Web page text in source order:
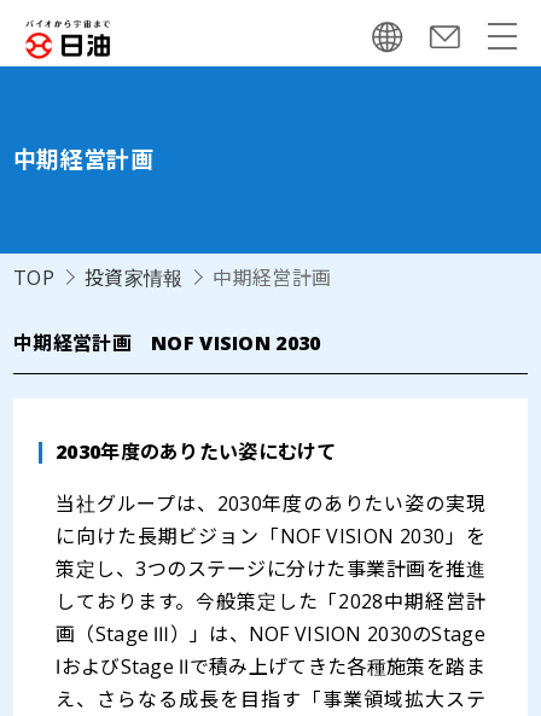
中期経営計画
TOP 投資家情報 中期経営計画
中期経営計画 NOF VISION 2030
2030年度のありたい姿にむけて
当社グループは、2030年度のありたい姿の実現
に向けた長期ビジョン「NOF VISION 2030」を
策定し、3つのステージに分けた事業計画を推進
しております。今般策定した「2028中期経営計
画（Stage Ⅲ）」は、NOF VISION 2030のStage
ⅠおよびStage Ⅱで積み上げてきた各種施策を踏ま
え、さらなる成長を目指す「事業領域拡大ステ